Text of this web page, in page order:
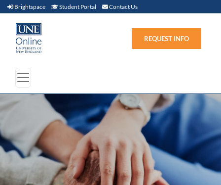
Brightspace Brightspace (link opens in new window)
Student Portal Student Portal (link opens in new window)
Contact Us
REQUEST INFO